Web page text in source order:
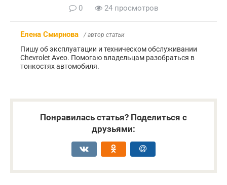
0 24 просмотров
Елена Смирнова / автор статьи
Пишу об эксплуатации и техническом обслуживании
Chevrolet Aveo. Помогаю владельцам разобраться в
тонкостях автомобиля.
Понравилась статья? Поделиться с
друзьями: